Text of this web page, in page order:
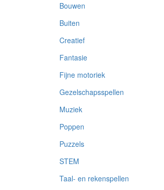
Bouwen
Buiten
Creatief
Fantasie
Fijne motoriek
Gezelschapsspellen
Muziek
Poppen
Puzzels
STEM
Taal- en rekenspellen